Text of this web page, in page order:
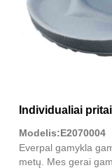
Individualiai
Modelis:E2070004
Everpal gamykla
metų. Mes gerai